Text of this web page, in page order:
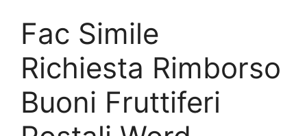
Fac Simile
Richiesta Rimborso
Buoni Fruttiferi